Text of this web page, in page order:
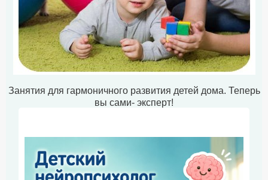
Занятия для гармоничного развития детей дома. Теперь
вы сами- эксперт!